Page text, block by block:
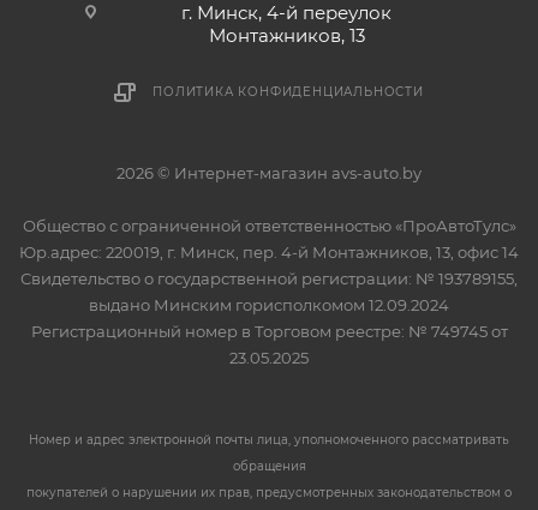
г. Минск, 4-й переулок
Монтажников, 13
ПОЛИТИКА КОНФИДЕНЦИАЛЬНОСТИ
2026 © Интернет-магазин avs-auto.by
Общество с ограниченной ответственностью «ПроАвтоТулс»
Юр.адрес: 220019, г. Минск, пер. 4-й Монтажников, 13, офис 14
Свидетельство о государственной регистрации: № 193789155,
выдано Минским горисполкомом 12.09.2024
Регистрационный номер в Торговом реестре: № 749745 от
23.05.2025
Номер и адрес электронной почты лица, уполномоченного рассматривать
обращения
покупателей о нарушении их прав, предусмотренных законодательством о